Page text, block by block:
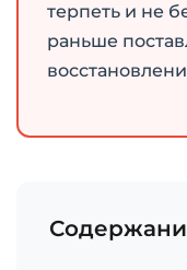
терпеть и не
раньше